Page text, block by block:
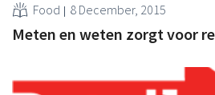
Food 8 December, 2015
Meten en weten zorgt voor